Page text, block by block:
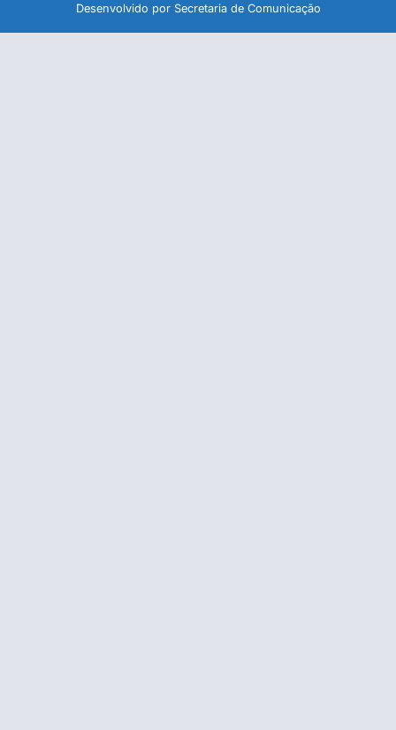
Desenvolvido por Secretaria de Comunicação